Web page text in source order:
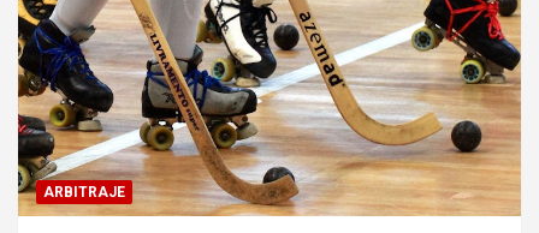
ARBITRAJE